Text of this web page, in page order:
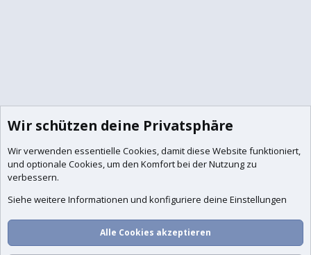
Wir schützen deine Privatsphäre
Wir verwenden essentielle Cookies, damit diese Website funktioniert,
und optionale Cookies, um den Komfort bei der Nutzung zu
verbessern.
Siehe weitere Informationen und konfiguriere deine Einstellungen
Alle Cookies akzeptieren